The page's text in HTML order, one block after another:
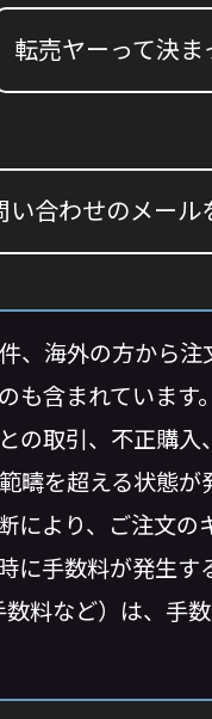
転売ヤーって決ま
い合わせのメール
、海外の方から注
も含まれています。
の取引、不正購
疇を超える状態
により、ご注文
に手数料が発生
料など）は、手